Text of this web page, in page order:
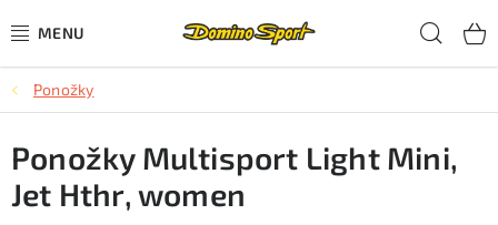
na
CYKLISTIKA
SJEZDOVÉ LYŽOVÁNÍ
SKIALPOVÉ LYŽOVÁNÍ
Ponožky
Ponožky Multisport Light Mini,
Jet Hthr, women